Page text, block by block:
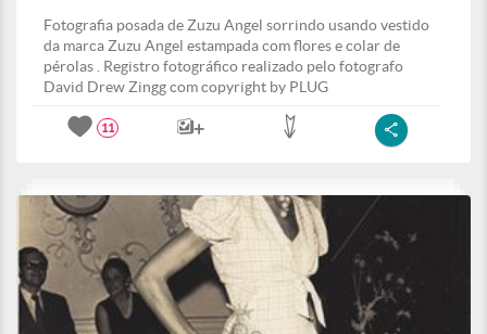
Fotografia posada de Zuzu Angel sorrindo usando vestido
da marca Zuzu Angel estampada com flores e colar de
pérolas . Registro fotográfico realizado pelo fotografo
David Drew Zingg com copyright by PLUG
11